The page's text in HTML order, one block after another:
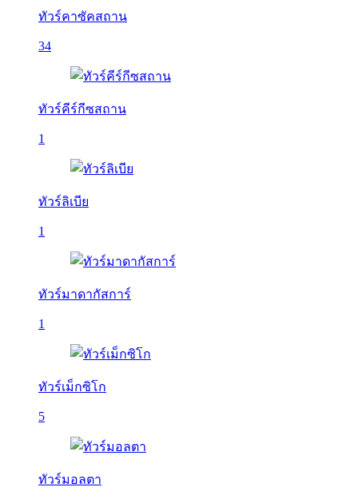
ทัวร์คาซัคสถาน
34
ทัวร์คีร์กีซสถาน
1
ทัวร์ลิเบีย
1
ทัวร์มาดากัสการ์
1
ทัวร์เม็กซิโก
5
ทัวร์มอลตา